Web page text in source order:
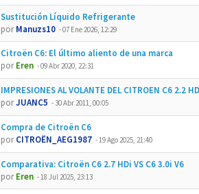
Sustitución Líquido Refrigerante
porManuzs10 -07 Ene 2026, 12:29
Citroën C6: El último aliento de una marca
porEren -09 Abr 2020, 22:31
IMPRESIONES AL VOLANTE DEL CITROEN C6 2.2
porJUANC5 - 30 Abr 2011, 00:05
Compra de Citroën C6
porCITROËN_AEG1987 -19 Ago 2025, 21:40
Comparativa: Citroën C6 2.7 HDi VS C6 3.0i V6
porEren -18 Jul 2025, 23:13